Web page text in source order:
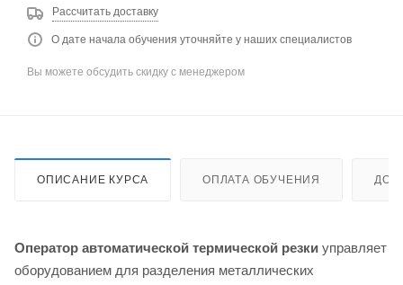
Рассчитать доставку
О дате начала обучения уточняйте у наших специалистов
Вы можете обсудить скидку с менеджером
ОПИСАНИЕ КУРСА ОПЛАТА ОБУЧЕНИЯ
Оператор автоматической термической резки управляет
оборудованием для разделения металлических